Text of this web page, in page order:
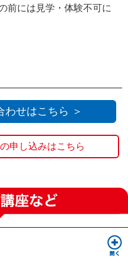
前には見学・体験不可に
わせはこちら ＞
申し込みはこちら